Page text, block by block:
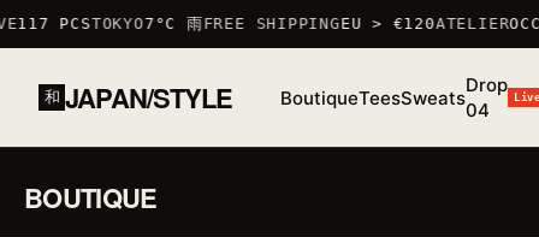
117 PCSTOKYO7°C 雨FREE SHIPPINGEU > €120ATELIER
和 JAPAN/STYLE BoutiqueTeesSweats
Drop
04
BOUTIQUE
ACCUEIL /BOUTIQUE